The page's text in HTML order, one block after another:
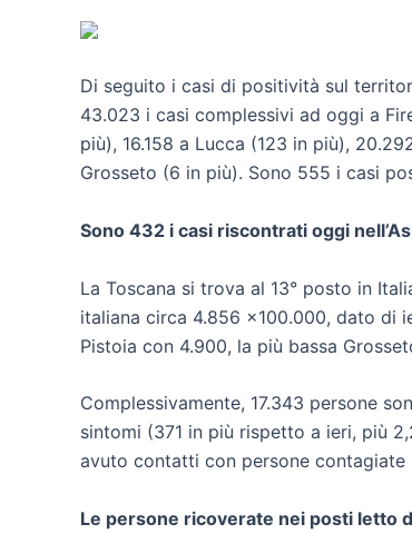
Di seguito i casi di positività sul
43.023 i casi complessivi ad oggi a
più), 16.158 a Lucca (123 in più),
Grosseto (6 in più). Sono 555 i casi
Sono 432 i casi riscontrati oggi
La Toscana si trova al 13° posto in
italiana circa 4.856 x100.000, dato di
Pistoia con 4.900, la più bassa
Complessivamente, 17.343 persone
sintomi (371 in più rispetto a ieri, più
avuto contatti con persone contagiate
Le persone ricoverate nei posti letto